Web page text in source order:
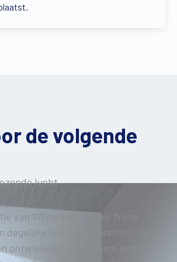
de volgende
lucht
van Wilms kies je voor frisse
Belgische kwaliteit. De
ontwikkelen elk systeem met de